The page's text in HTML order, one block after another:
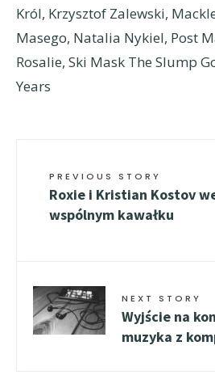
Król, Krzysztof Zalewski,
Masego, Natalia Nykiel, Post
Rosalie, Ski Mask The Slump
Years
PREVIOUS STORY
Roxie i Kristian Kostov
wspólnym kawałku
NEXT STORY
Wyjście na
muzyka z